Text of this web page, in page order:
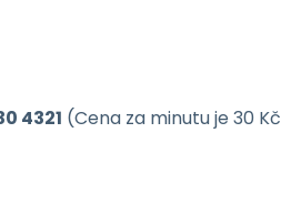
4321 (Cena za minutu je 30 Kč